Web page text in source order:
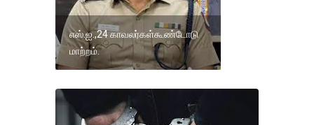
எஸ்.ஐ.,24 காவலர்கள்கூண்டோடு
மாற்றம்.